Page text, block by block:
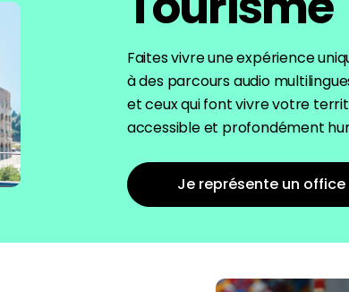
Faites vivre une expérience
à des parcours audio
et ceux qui font vivre votre
accessible et profondément
Je représente un